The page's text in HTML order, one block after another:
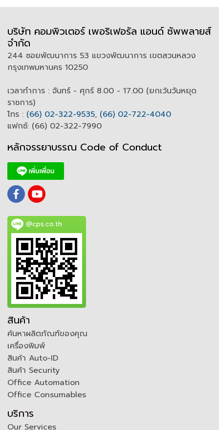
บริษัท คอมพิวเตอร์ เพอริเฟอรัล แอนด์ ซัพพลายส์
จำกัด
244 ซอยพัฒนาการ 53 แขวงพัฒนาการ เขตสวนหลวง
กรุงเทพมหานคร 10250
เวลาทำการ : จันทร์ - ศุกร์ 8.00 - 17.00 (ยกเว้นวันหยุด
ราชการ)
โทร : (66) 02-322-9535, (66) 02-722-4040
แฟกซ์: (66) 02-322-7990
หลักจรรยาบรรณ Code of Conduct
@cps.co.th
สินค้า
ค้นหาผลิตภัณฑ์ของคุณ
เครื่องพิมพ์
สินค้า Auto-ID
สินค้า Security
Office Automation
Office Consumables
บริการ
Our Services